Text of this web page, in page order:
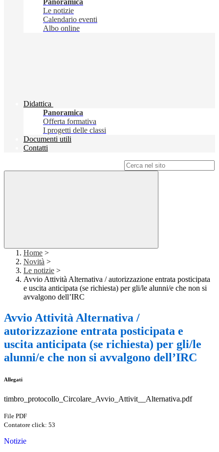
Panoramica
Le notizie
Calendario eventi
Albo online
Didattica
Panoramica
Offerta formativa
I progetti delle classi
Documenti utili
Contatti
Home >
Novità >
Le notizie >
Avvio Attività Alternativa / autorizzazione entrata posticipata
e uscita anticipata (se richiesta) per gli/le alunni/e che non si
avvalgono dell’IRC
Avvio Attività Alternativa /
autorizzazione entrata posticipata e
uscita anticipata (se richiesta) per gli/le
alunni/e che non si avvalgono dell’IRC
Allegati
timbro_protocollo_Circolare_Avvio_Attivit__Alternativa.pdf
File PDF
Contatore click: 53
Notizie